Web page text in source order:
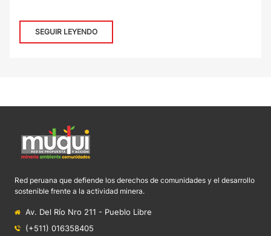
SEGUIR LEYENDO
Red peruana que defiende los derechos de comunidades y el desarrollo
sostenible frente a la actividad minera.
Av. Del Río Nro 211 - Pueblo Libre
(+511) 016358405